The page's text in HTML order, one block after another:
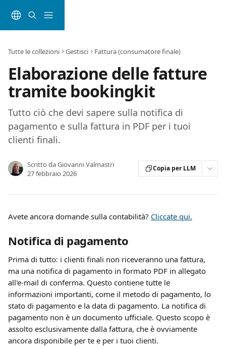
Tutte le collezioni Gestisci Fattura (consumatore finale)
Elaborazione delle fatture
tramite bookingkit
Tutto ciò che devi sapere sulla notifica di
pagamento e sulla fattura in PDF per i tuoi
clienti finali.
Scritto daGiovanni Valmastri
27 febbraio 2026
Copia per LLM
Avete ancora domande sulla contabilità? Cliccate qui.
Notifica di pagamento
Prima di tutto: i clienti finali non riceveranno una fattura,
ma una notifica di pagamento in formato PDF in allegato
all'e-mail di conferma. Questo contiene tutte le
informazioni importanti, come il metodo di pagamento, lo
stato di pagamento e la data di pagamento. La notifica di
pagamento non è un documento ufficiale. Questo scopo è
assolto esclusivamente dalla fattura, che è ovviamente
ancora disponibile per te e per i tuoi clienti.